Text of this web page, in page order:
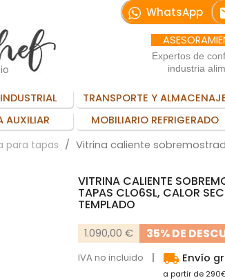
WhatsApp
Expertos de
industria
TRANSPORTE Y
AUXILIAR
MOBILIARIO REFRIGERADO
para tapas Vitrina caliente
VITRINA CALIENTE
TAPAS CLO6SL, CALOR
TEMPLADO
1.090,00 € 35% DE
IVA no incluido local_shipping Envío
a partir de